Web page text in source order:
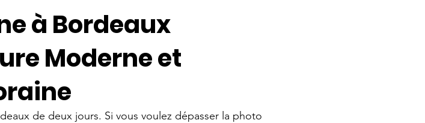
à Bordeaux
Moderne et
de deux jours. Si vous voulez dépasser la photo